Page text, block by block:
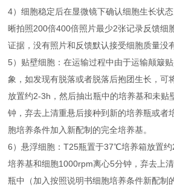
4）细胞稳定后在显微镜下确认细胞生长状
晰拍照200倍400倍照片最少2张记录反馈细
证据，没有照片和反馈默认接受细胞质量没
5）贴壁细胞：在运输过程中由于运输颠簸
象，如发现有脱落或者脱落后抱团生长，
放置约2-3h，然后抽出瓶中的培养基和未贴
钟，弃去上清重悬后接种到新的培养瓶或者
胞培养条件加入新配制的完全培养基。
6）悬浮细胞：T25瓶置于37℃培养箱放置
培养基和细胞1000rpm离心5分钟，弃去上
瓶中（加入按照说明书细胞培养条件新配制